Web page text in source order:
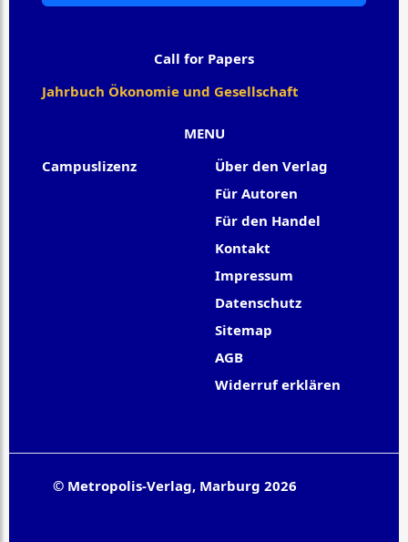
MENU
Campuslizenz
Über den Verlag
Für Autoren
Für den Handel
Kontakt
Impressum
Datenschutz
Sitemap
AGB
Widerruf erklären
Call for Papers
Jahrbuch Ökonomie und Gesellschaft
© Metropolis-Verlag, Marburg 2026